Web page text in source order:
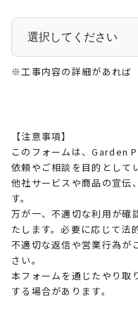
※工事内容の詳細があれば
【注意事項】
このフォームは、Garden
依頼やご相談を目的として
他社サービスや商品の宣伝
す。
万が一、不適切な利用が確
たします。必要に応じて法
不適切な返信や営業行為が
さい。
本フォームを通じたやり取
する場合があります。